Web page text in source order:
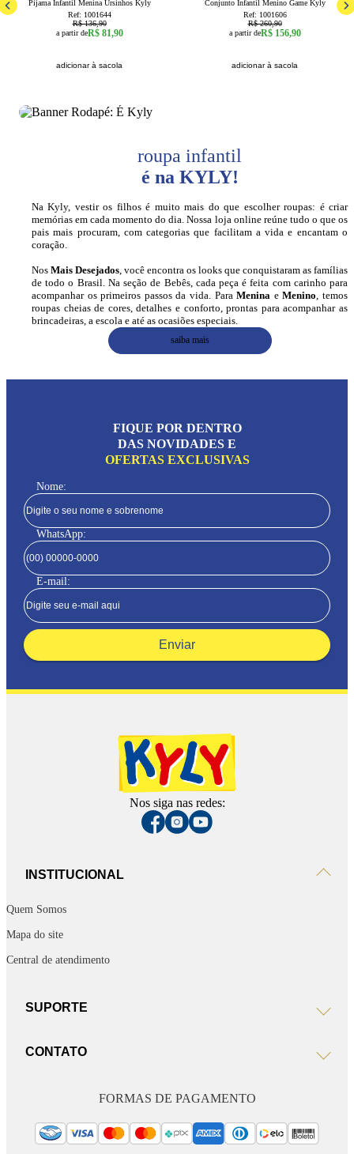
Pijama Infantil Menina Ursinhos Kyly
Ref: 1001644
R$ 136,90
a partir deR$ 81,90
adicionar à sacola
Conjunto Infantil Menino Game Kyly
Ref: 1001606
R$ 260,90
a partir deR$ 156,90
adicionar à sacola
roupa infantil
é na KYLY!
Na Kyly, vestir os filhos é muito mais do que escolher roupas: é criar
memórias em cada momento do dia. Nossa loja online reúne tudo o que os
pais mais procuram, com categorias que facilitam a vida e encantam o
coração.
Nos Mais Desejados , você encontra os looks que conquistaram as famílias
de todo o Brasil. Na seção de Bebês, cada peça é feita com carinho para
acompanhar os primeiros passos da vida. ParaMenina eMenino , temos
roupas cheias de cores, detalhes e conforto, prontas para acompanhar as
brincadeiras, a escola e até as ocasiões especiais.
saiba mais
FIQUE POR DENTRO
DAS NOVIDADES E
OFERTAS EXCLUSIVAS
Nome:
WhatsApp:
E-mail:
Enviar
Nos siga nas redes:
INSTITUCIONAL
Quem Somos
Mapa do site
Central de atendimento
SUPORTE
CONTATO
FORMAS DE PAGAMENTO